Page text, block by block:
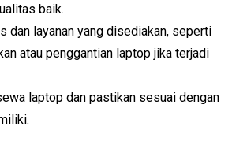
baik.
dan layanan yang disediakan, seperti
atau penggantian laptop jika terjadi
laptop dan pastikan sesuai dengan